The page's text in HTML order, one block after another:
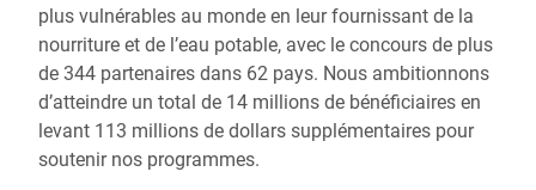
plus vulnérables au monde en leur fournissant de la
nourriture et de l’eau potable, avec le concours de plus
de 344 partenaires dans 62 pays. Nous ambitionnons
d’atteindre un total de 14 millions de bénéficiaires en
levant 113 millions de dollars supplémentaires pour
soutenir nos programmes.